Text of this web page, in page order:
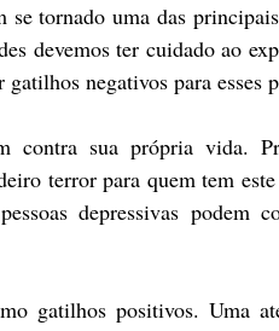
tornado uma das
devemos ter cuidado ao
negativos para esses
contra sua própria vida.
terror para quem tem
depressivas podem
gatilhos positivos. Uma